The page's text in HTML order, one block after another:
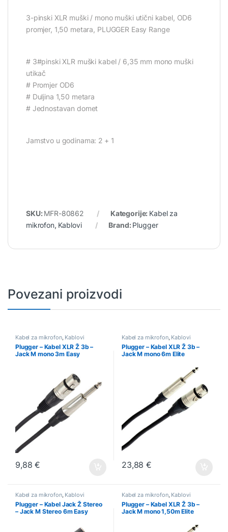
3-pinski XLR muški / mono muški utični kabel, OD6
promjer, 1,50 metara, PLUGGER Easy Range
# 3#pinski XLR muški kabel / 6,35 mm mono muški
utikač
# Promjer OD6
# Duljina 1,50 metara
# Jednostavan domet
Jamstvo u godinama: 2 + 1
SKU:MFR-80862 Kategorije: Kabel za
mikrofon, Kablovi Brand:Plugger
Povezani proizvodi
Kabel za mikrofon, Kablovi
Plugger – Kabel XLR Ž 3b –
Jack M mono 3m Easy
9,88€
Kabel za mikrofon, Kablovi
Plugger – Kabel XLR Ž 3b –
Jack M mono 6m Elite
23,88€
Kabel za mikrofon, Kablovi
Plugger – Kabel Jack Ž Stereo
– Jack M Stereo 6m Easy
Kabel za mikrofon, Kablovi
Plugger – Kabel XLR Ž 3b –
Jack M mono 1,50m Elite